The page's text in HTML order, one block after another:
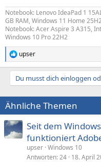
Notebook: Lenovo IdeaPad 1
GB RAM, Windows 11 Home
Notebook: Acer Aspire 3 A315,
Windows 10 Pro 22H2
R
e
a
i
o
n
e
n
:
upser
Du musst dich einloggen
Ähnliche Themen
Seit dem
funktioniert
upser Windows 10
Antworten 24 18. April